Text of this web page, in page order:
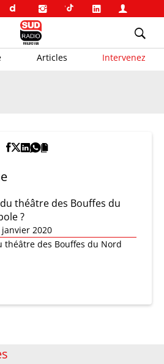
Articles Intervenez
théâtre des Bouffes du
?
2020
théâtre des Bouffes du Nord